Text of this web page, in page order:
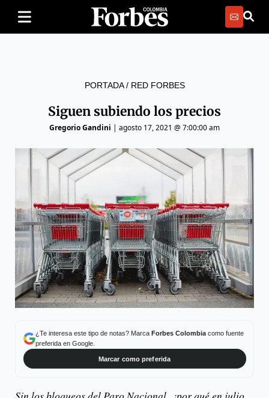
PORTADA/ RED FORBES
Siguen subiendo los precios
Gregorio Gandini | agosto 17, 2021 @ 7:00:00 am
¿Te interesa este tipo de notas? Marca Forbes Colombiacomo fuente
preferida en Google.
Marcar como preferida